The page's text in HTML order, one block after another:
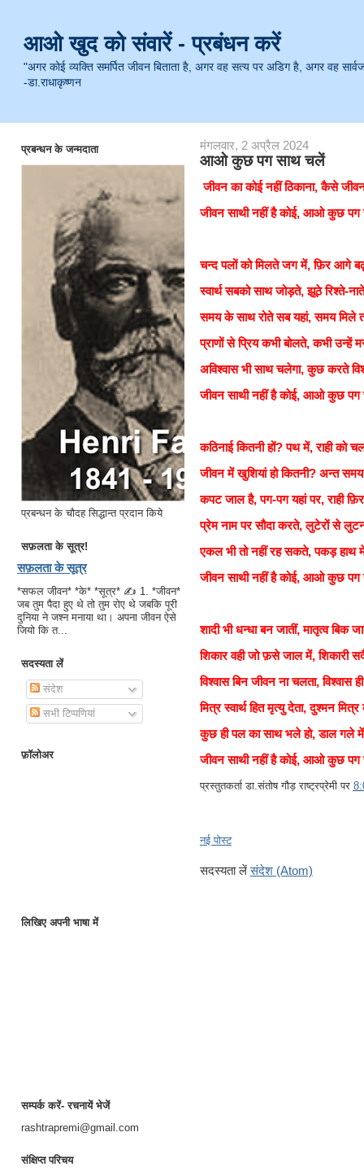
आओ खुद को संवारें - प्रबंधन करें
"अगर कोई व्यक्ति समर्पित जीवन बिताता है, अगर वह सत्य पर अडिग है, अगर वह
-डा.राधाकृष्णन
प्रबन्धन के जन्मदाता
प्रबन्धन के चौदह सिद्धान्त प्रदान किये
सफ़लता के सूत्र!
सफ़लता के सूत्र
*सफल जीवन* *के* *सूत्र* ✍ 1. *जीवन*
जब तुम पैदा हुए थे तो तुम रोए थे जबकि पूरी
दुनिया ने जश्न मनाया था। अपना जीवन ऐसे
जियो कि त...
सदस्यता लें
संदेश
सभी टिप्पणियां
फ़ॉलोअर
लिखिए अपनी भाषा में
सम्पर्क करें- रचनायें भेजें
rashtrapremi@gmail.com
संक्षिप्त परिचय
मंगलवार, 2 अप्रैल 2024
आओ कुछ पग साथ चलें
जीवन का कोई नहीं ठिकाना, कैसे
जीवन साथी नहीं है कोई, आओ कुछ
चन्द पलों को मिलते जग में, फ़िर आगे
स्वार्थ सबको साथ जोड़ते, झूठे रिश्ते-
समय के साथ रोते सब यहां, समय मिले
प्राणों से प्रिय कभी बोलते, कभी उन्हें
अविश्वास भी साथ चलेगा, कुछ करते
जीवन साथी नहीं है कोई, आओ कुछ
कठिनाई कितनी हों? पथ में, राही को
जीवन में खुशियां हो कितनी? अन्त समय
कपट जाल है, पग-पग यहां पर, राही
प्रेम नाम पर सौदा करते, लुटेरों से
एकल भी तो नहीं रह सकते, पकड़ हाथ
जीवन साथी नहीं है कोई, आओ कुछ
शादी भी धन्धा बन जातीं, मातृत्व बिक
शिकार वही जो फ़से जाल में, शिकारी
विश्वास बिन जीवन ना चलता, विश्वास
मित्र स्वार्थ हित मृत्यु देता, दुश्मन
कुछ ही पल का साथ भले हो, डाल गले
जीवन साथी नहीं है कोई, आओ कुछ
प्रस्तुतकर्ताडा.संतोष गौड़ राष्ट्रप्रेमी पर
नई पोस्ट
सदस्यता लेंसंदेश (Atom)